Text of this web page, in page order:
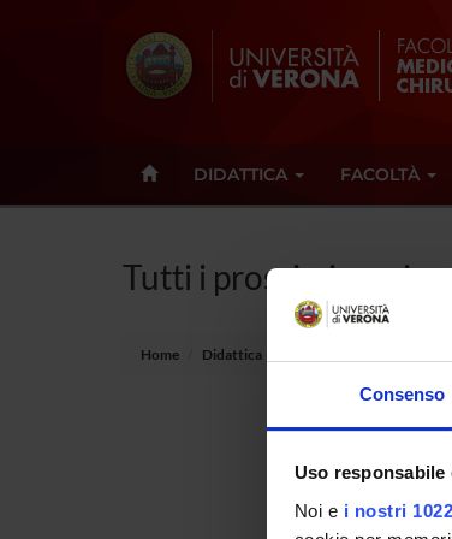
Consenso
Uso responsabile
Noi e i nostri
DIDATTICA FACOLTÀ
Tutti i prossimi
Home Didattica